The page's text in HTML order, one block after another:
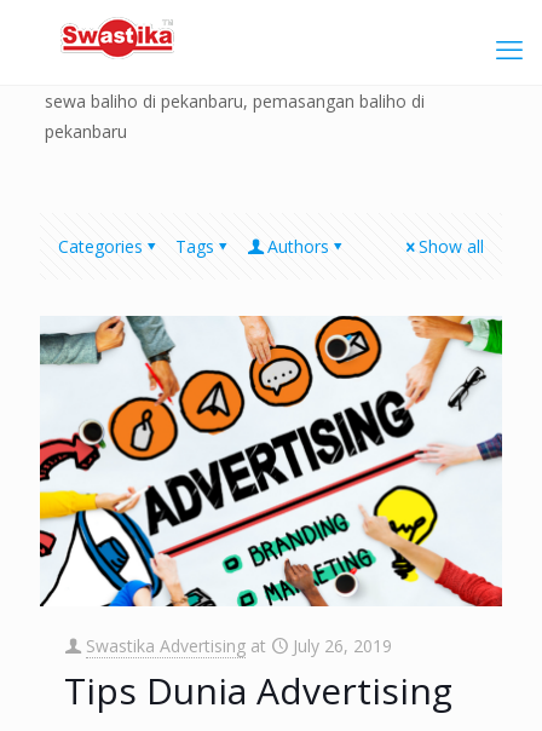
sewa baliho di pekanbaru, pemasangan baliho di
pekanbaru
Categories Tags Authors Show all
Swastika Advertising at July 26, 2019
Tips Dunia Advertising